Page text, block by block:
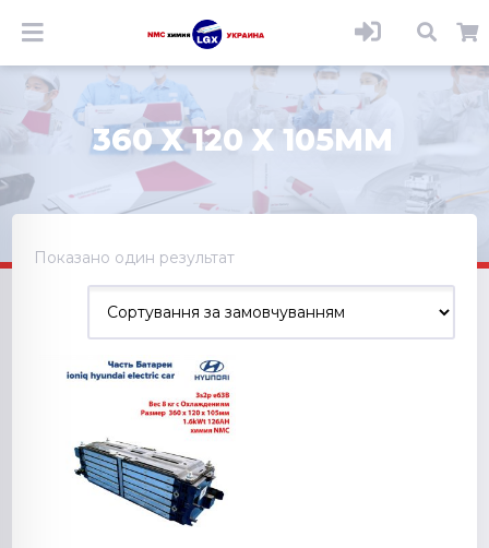
360 X 120 X 105MM
Показано один результат